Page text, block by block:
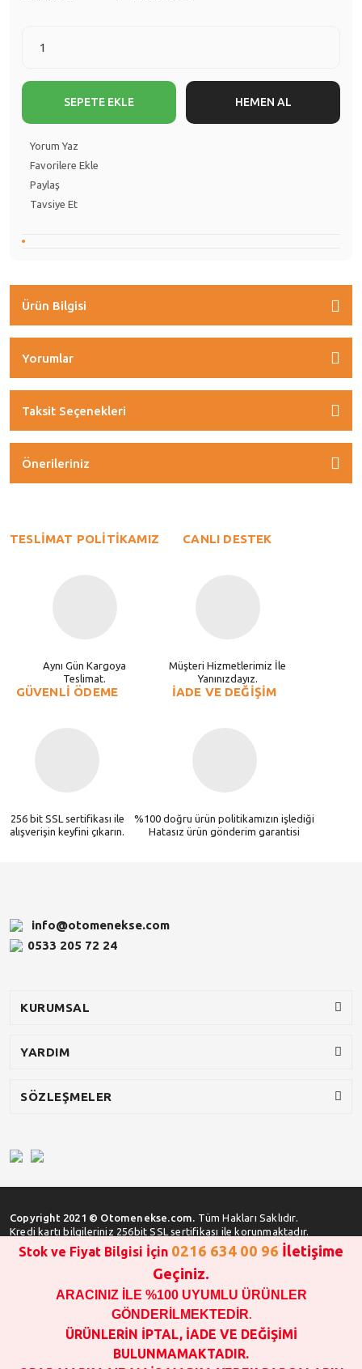
SEPETE EKLE HEMEN AL
Yorum Yaz
Paylaş
Tavsiye Et
Ürün Bilgisi
Yorumlar
Taksit Seçenekleri
Önerileriniz
TESLİMAT POLİTİKAMIZ
Aynı Gün Kargoya
Teslimat.
CANLI DESTEK
Müşteri Hizmetlerimiz İle
Yanınızdayız.
GÜVENLİ ÖDEME
256 bit SSL sertifikası ile
alışverişin keyfini çıkarın.
İADE VE DEĞİŞİM
%100 doğru ürün politikamızın işlediği
Hatasız ürün gönderim garantisi
info@otomenekse.com
0533 205 72 24
KURUMSAL
YARDIM
SÖZLEŞMELER
Copyright 2021 © Otomenekse.com. Tüm Hakları Saklıdır.
Kredi kartı bilgileriniz 256bit SSL sertifikası ile korunmaktadır.
SATIN ALMA İŞLEMİ YAPMADAN ÖNCE
STOK VE FİYAT BİLGİSİ ALINIZ !!!
1000 TL VE ÜSTÜ SİPARİŞ VERİLEBİLİR!!!
OPAR MARKA VE MAİS MARKA YEDEK PARÇALARIN
GARANTİSİ YOKTUR!!!!!!!!!!!
Stok ve Fiyat Bilgisi İçin 0216 634 00 96 İletişime
Geçiniz.
ARACINIZ İLE %100 UYUMLU ÜRÜNLER
GÖNDERİLMEKTEDİR.
ÜRÜNLERİN İPTAL, İADE VE DEĞİŞİMİ
BULUNMAMAKTADIR.